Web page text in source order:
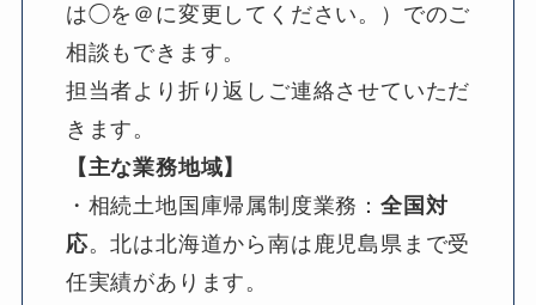
は◯を＠に変更してください。）でのご
相談もできます。
担当者より折り返しご連絡させていただ
きます。
【主な業務地域】
・相続土地国庫帰属制度業務：全国対
応。北は北海道から南は鹿児島県まで受
任実績があります。